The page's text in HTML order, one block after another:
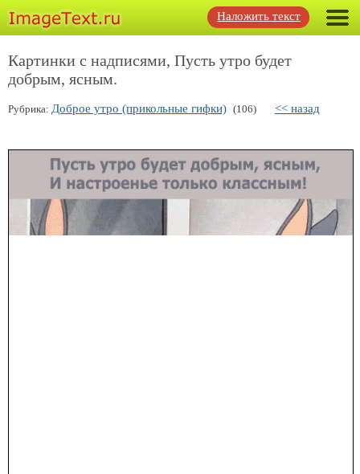
Наложить текст
Картинки с надписями, Пусть утро будет
добрым, ясным.
Рубрика: Доброе утро (прикольные гифки) (106) << назад